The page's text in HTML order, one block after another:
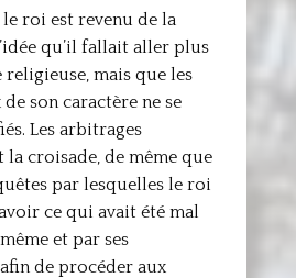
roi est revenu de la
qu’il fallait aller plus
religieuse, mais que les
son caractère ne se
Les arbitrages
la croisade, de même que
par lesquelles le roi
ce qui avait été mal
et par ses
de procéder aux